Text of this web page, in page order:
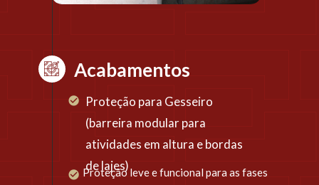
Acabamentos
Proteção leve e funcional para as fases
Proteção para Gesseiro
(barreira modular para
atividades em altura e bordas
de lajes)